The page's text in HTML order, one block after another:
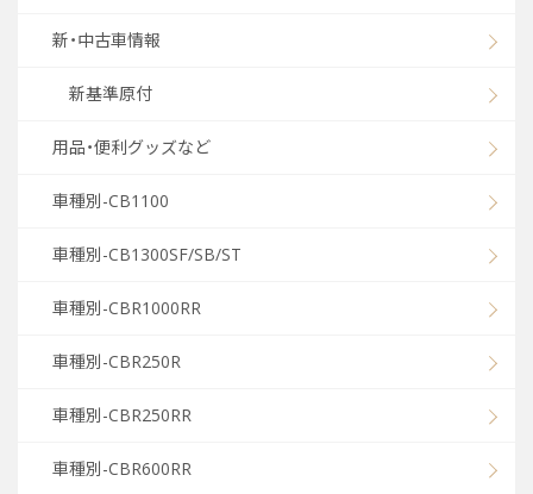
新・中古車情報
新基準原付
用品・便利グッズなど
車種別-CB1100
車種別-CB1300SF/SB/ST
車種別-CBR1000RR
車種別-CBR250R
車種別-CBR250RR
車種別-CBR600RR